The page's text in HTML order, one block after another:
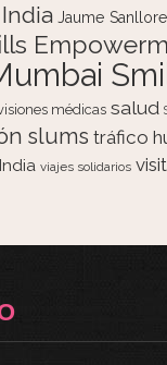
India Jaume
médicas salud
slums tráfico
viajes solidarios